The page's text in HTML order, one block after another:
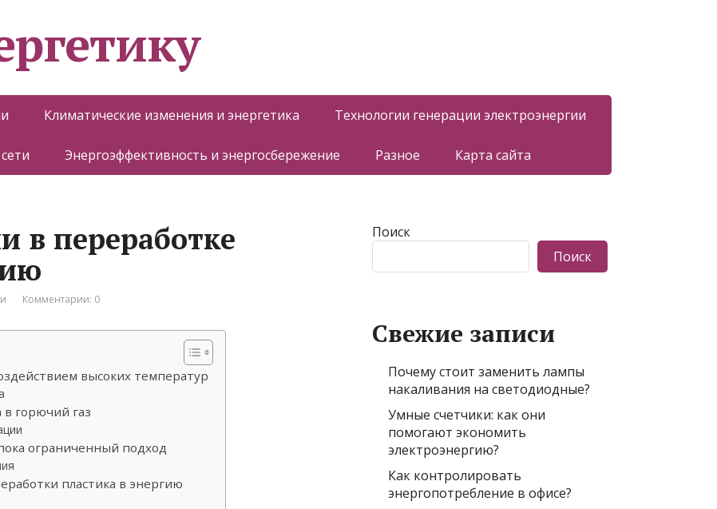
Климатические изменения и энергетика Технологии генерации электроэнергии
Энергоэффективность и энергосбережение Разное Карта сайта
в переработке
Комментарии: 0
высоких температур
горючий газ
ограниченный подход
пластика в энергию
Поиск
Поиск
Свежие записи
Почему стоит заменить лампы
накаливания на светодиодные?
Умные счетчики: как они
помогают экономить
электроэнергию?
Как контролировать
энергопотребление в офисе?